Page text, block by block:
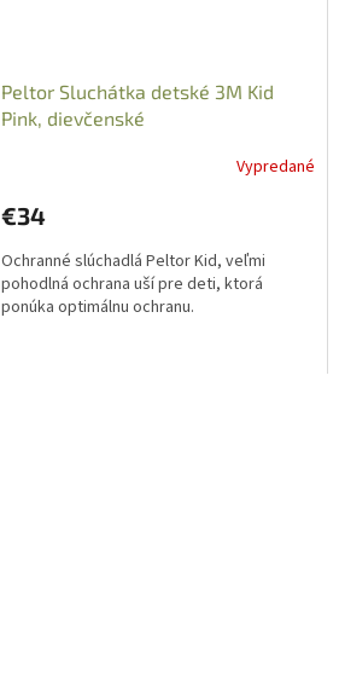
Peltor Sluchátka detské 3M Kid
Pink, dievčenské
Vypredané
€34
Ochranné slúchadlá Peltor Kid, veľmi
pohodlná ochrana uší pre deti, ktorá
ponúka optimálnu ochranu.